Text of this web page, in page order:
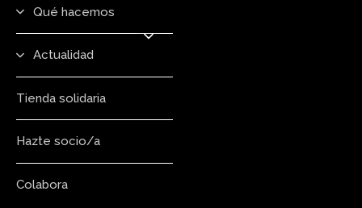
Qué hacemos
Actualidad
Tienda solidaria
Hazte socio/a
Colabora